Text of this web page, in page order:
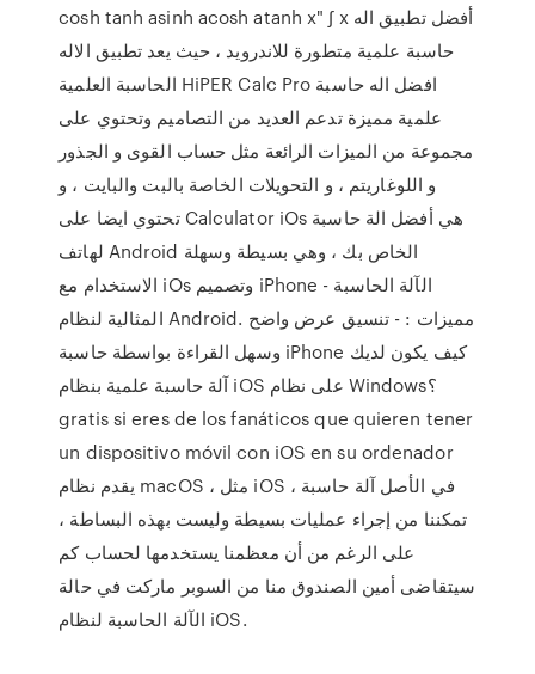
cosh tanh asinh acosh atanh x" ∫ x أفضل تطبيق اله
حاسبة علمية متطورة للاندرويد ، حيث يعد تطبيق الاله
الحاسبة العلمية HiPER Calc Pro افضل اله حاسبة
علمية مميزة تدعم العديد من التصاميم وتحتوي على
مجموعة من الميزات الرائعة مثل حساب القوى و الجذور
و اللوغاريتم ، و التحويلات الخاصة بالبت والبايت ، و
تحتوي ايضا على Calculator iOs هي أفضل الة حاسبة
لهاتف Android الخاص بك ، وهي بسيطة وسهلة
الاستخدام مع iOs وتصميم iPhone - الآلة الحاسبة
المثالية لنظام Android. مميزات : - تنسيق عرض واضح
وسهل القراءة بواسطة حاسبة iPhone كيف يكون لديك
آلة حاسبة علمية بنظام iOS على نظام Windows؟
gratis si eres de los fanáticos que quieren tener
un dispositivo móvil con iOS en su ordenador
يقدم نظام macOS ، مثل iOS ، في الأصل آلة حاسبة
تمكننا من إجراء عمليات بسيطة وليست بهذه البساطة ،
على الرغم من أن معظمنا يستخدمها لحساب كم
سيتقاضى أمين الصندوق منا من السوبر ماركت في حالة
الآلة الحاسبة لنظام iOS.